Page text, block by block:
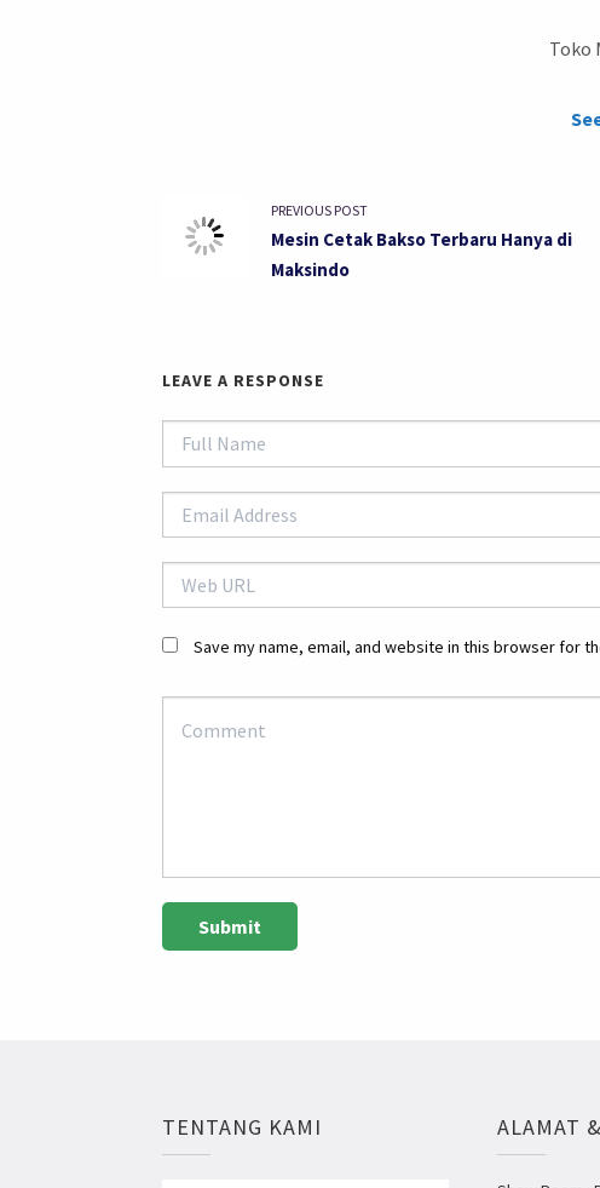
Toko
PREVIOUS POST
Mesin Cetak Bakso Terbaru Hanya di
Maksindo
LEAVE A RESPONSE
Save my name, email, and website in this browser for
TENTANG KAMI ALAMAT